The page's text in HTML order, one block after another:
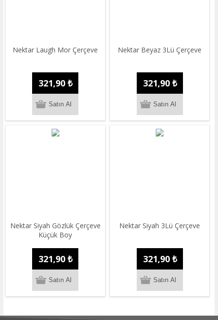
Nektar Laugh Mor Çerçeve
321,90 ₺
Nektar Beyaz 3Lü Çerçeve
321,90 ₺
Nektar Siyah Gözlük Çerçeve
Küçük Boy
321,90 ₺
Nektar Siyah 3Lü Çerçeve
321,90 ₺